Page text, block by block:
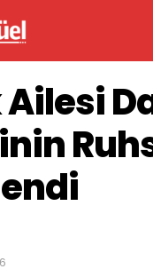
Ailesi